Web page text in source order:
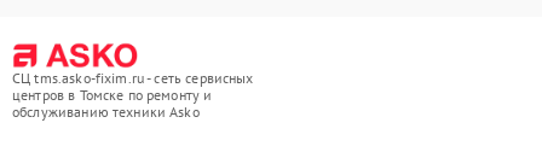
СЦ tms.asko-fixim.ru - сеть сервисных
центров в Томске по ремонту и
обслуживанию техники Asko